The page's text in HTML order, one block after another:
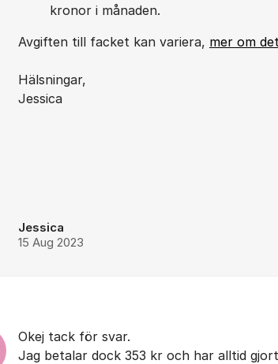
kronor i månaden.
Avgiften till facket kan variera, mer om
Hälsningar,
Jessica
Jessica
15 Aug 2023
Okej tack för svar.
Jag betalar dock 353 kr och har alltid